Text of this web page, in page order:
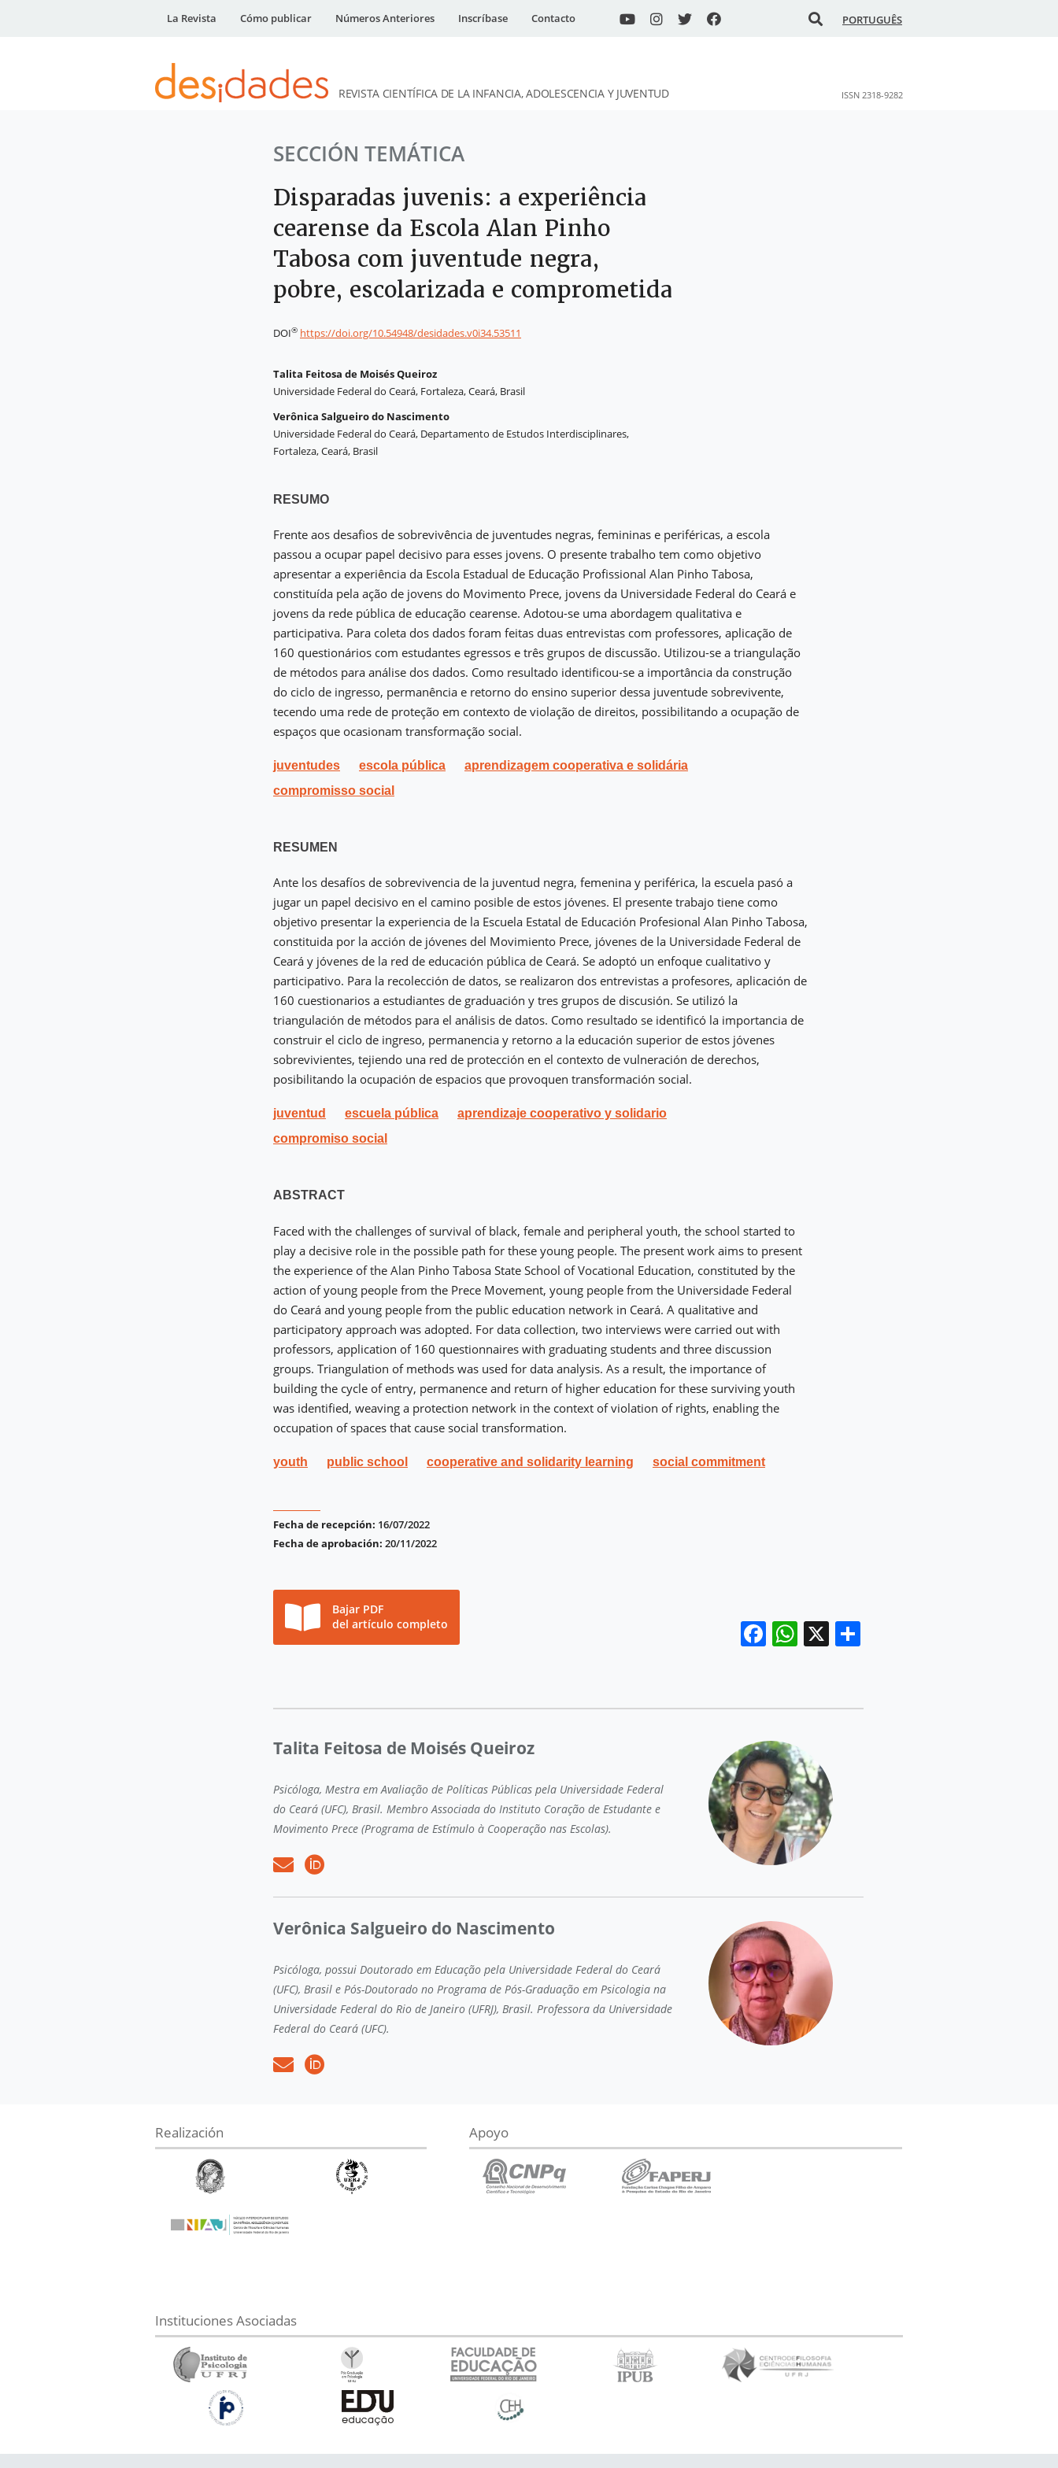
La Revista Cómo publicar Números Anteriores Inscríbase Contacto PORTUGUÊS
DESidades
REVISTA CIENTÍFICA DE LA INFANCIA, ADOLESCENCIA Y JUVENTUD ISSN 2318-9282
SECCIÓN TEMÁTICA
Disparadas juvenis: a experiência
cearense da Escola Alan Pinho
Tabosa com juventude negra,
pobre, escolarizada e comprometida
DOI® https://doi.org/10.54948/desidades.v0i34.53511
Talita Feitosa de Moisés Queiroz
Universidade Federal do Ceará, Fortaleza, Ceará, Brasil
Verônica Salgueiro do Nascimento
Universidade Federal do Ceará, Departamento de Estudos Interdisciplinares,
Fortaleza, Ceará, Brasil
RESUMO
Frente aos desafios de sobrevivência de juventudes negras, femininas e periféricas, a escola
passou a ocupar papel decisivo para esses jovens. O presente trabalho tem como objetivo
apresentar a experiência da Escola Estadual de Educação Profissional Alan Pinho Tabosa,
constituída pela ação de jovens do Movimento Prece, jovens da Universidade Federal do Ceará e
jovens da rede pública de educação cearense. Adotou-se uma abordagem qualitativa e
participativa. Para coleta dos dados foram feitas duas entrevistas com professores, aplicação de
160 questionários com estudantes egressos e três grupos de discussão. Utilizou-se a triangulação
de métodos para análise dos dados. Como resultado identificou-se a importância da construção
do ciclo de ingresso, permanência e retorno do ensino superior dessa juventude sobrevivente,
tecendo uma rede de proteção em contexto de violação de direitos, possibilitando a ocupação de
espaços que ocasionam transformação social.
juventudes escola pública
aprendizagem cooperativa e solidária
compromisso social
RESUMEN
Ante los desafíos de sobrevivencia de la juventud negra, femenina y periférica, la escuela pasó a
jugar un papel decisivo en el camino posible de estos jóvenes. El presente trabajo tiene como
objetivo presentar la experiencia de la Escuela Estatal de Educación Profesional Alan Pinho Tabosa,
constituida por la acción de jóvenes del Movimiento Prece, jóvenes de la Universidade Federal de
Ceará y jóvenes de la red de educación pública de Ceará. Se adoptó un enfoque cualitativo y
participativo. Para la recolección de datos, se realizaron dos entrevistas a profesores, aplicación de
160 cuestionarios a estudiantes de graduación y tres grupos de discusión. Se utilizó la
triangulación de métodos para el análisis de datos. Como resultado se identificó la importancia de
construir el ciclo de ingreso, permanencia y retorno a la educación superior de estos jóvenes
sobrevivientes, tejiendo una red de protección en el contexto de vulneración de derechos,
posibilitando la ocupación de espacios que provoquen transformación social.
juventud escuela pública
aprendizaje cooperativo y solidario
compromiso social
ABSTRACT
Faced with the challenges of survival of black, female and peripheral youth, the school started to
play a decisive role in the possible path for these young people. The present work aims to present
the experience of the Alan Pinho Tabosa State School of Vocational Education, constituted by the
action of young people from the Prece Movement, young people from the Universidade Federal
do Ceará and young people from the public education network in Ceará. A qualitative and
participatory approach was adopted. For data collection, two interviews were carried out with
professors, application of 160 questionnaires with graduating students and three discussion
groups. Triangulation of methods was used for data analysis. As a result, the importance of
building the cycle of entry, permanence and return of higher education for these surviving youth
was identified, weaving a protection network in the context of violation of rights, enabling the
occupation of spaces that cause social transformation.
youth public school cooperative and solidarity learning social commitment
Fecha de recepción: 16/07/2022
Fecha de aprobación: 20/11/2022
Bajar PDF
del artículo completo
Facebook
WhatsApp
X
Talita Feitosa de Moisés Queiroz
Psicóloga, Mestra em Avaliação de Políticas Públicas pela Universidade Federal
do Ceará (UFC), Brasil. Membro Associada do Instituto Coração de Estudante e
Movimento Prece (Programa de Estímulo à Cooperação nas Escolas).
Verônica Salgueiro do Nascimento
Psicóloga, possui Doutorado em Educação pela Universidade Federal do Ceará
(UFC), Brasil e Pós-Doutorado no Programa de Pós-Graduação em Psicologia na
Universidade Federal do Rio de Janeiro (UFRJ), Brasil. Professora da Universidade
Federal do Ceará (UFC).
Realización Apoyo
Instituciones Asociadas